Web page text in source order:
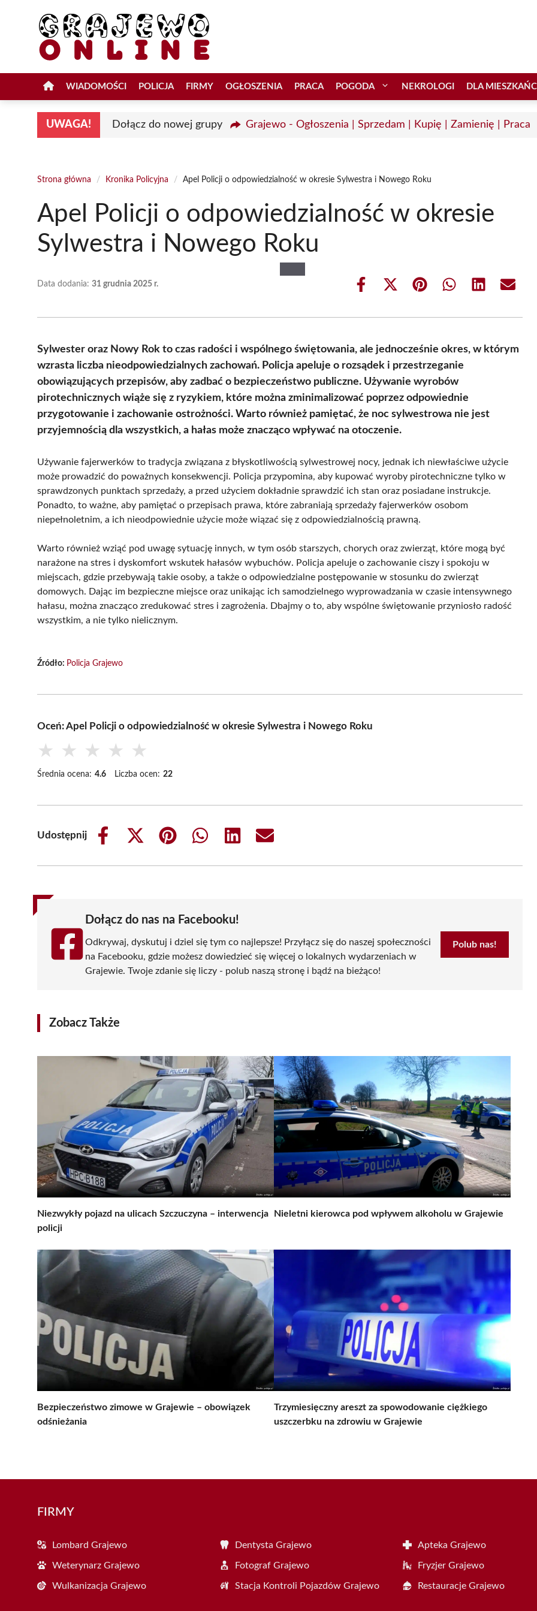
WIADOMOŚCI POLICJA FIRMY OGŁOSZENIA PRACA POGODA NEKROLOGI DLA
UWAGA! Dołącz do nowej grupy Grajewo - Ogłoszenia | Sprzedam | Kupię | Zamienię | Praca
Strona główna / Kronika Policyjna / Apel Policji o odpowiedzialność w okresie Sylwestra i Nowego Roku
Apel Policji o odpowiedzialność w okresie
Sylwestra i Nowego Roku
Data dodania: 31 grudnia 2025 r.
Share
Share
(Twitter)
Share Share Share Share
Sylwester oraz Nowy Rok to czas radości i wspólnego świętowania, ale jednocześnie okres, w którym
wzrasta liczba nieodpowiedzialnych zachowań. Policja apeluje o rozsądek i przestrzeganie
obowiązujących przepisów, aby zadbać o bezpieczeństwo publiczne. Używanie wyrobów
pirotechnicznych wiąże się z ryzykiem, które można zminimalizować poprzez odpowiednie
przygotowanie i zachowanie ostrożności. Warto również pamiętać, że noc sylwestrowa nie jest
przyjemnością dla wszystkich, a hałas może znacząco wpływać na otoczenie.
Używanie fajerwerków to tradycja związana z błyskotliwością sylwestrowej nocy, jednak ich niewłaściwe użycie
może prowadzić do poważnych konsekwencji. Policja przypomina, aby kupować wyroby pirotechniczne tylko w
sprawdzonych punktach sprzedaży, a przed użyciem dokładnie sprawdzić ich stan oraz posiadane instrukcje.
Ponadto, to ważne, aby pamiętać o przepisach prawa, które zabraniają sprzedaży fajerwerków osobom
niepełnoletnim, a ich nieodpowiednie użycie może wiązać się z odpowiedzialnością prawną.
Warto również wziąć pod uwagę sytuację innych, w tym osób starszych, chorych oraz zwierząt, które mogą być
narażone na stres i dyskomfort wskutek hałasów wybuchów. Policja apeluje o zachowanie ciszy i spokoju w
miejscach, gdzie przebywają takie osoby, a także o odpowiedzialne postępowanie w stosunku do zwierząt
domowych. Dając im bezpieczne miejsce oraz unikając ich samodzielnego wyprowadzania w czasie intensywnego
hałasu, można znacząco zredukować stres i zagrożenia. Dbajmy o to, aby wspólne świętowanie przyniosło radość
wszystkim, a nie tylko nielicznym.
Źródło: Policja Grajewo
Oceń: Apel Policji o odpowiedzialność w okresie Sylwestra i Nowego Roku
★ ★ ★ ★ ★
Średnia ocena: 4.6 Liczba ocen: 22
Udostępnij
Share
Share
(Twitter)
Share
Share
Share
Share
Dołącz do nas na Facebooku!
Odkrywaj, dyskutuj i dziel się tym co najlepsze! Przyłącz się do naszej społeczności
na Facebooku, gdzie możesz dowiedzieć się więcej o lokalnych wydarzeniach w
Grajewie. Twoje zdanie się liczy - polub naszą stronę i bądź na bieżąco!
Polub nas!
Zobacz Także
Niezwykły pojazd na ulicach Szczuczyna – interwencja
policji
Nieletni kierowca pod wpływem alkoholu w Grajewie
Bezpieczeństwo zimowe w Grajewie – obowiązek
odśnieżania
Trzymiesięczny areszt za spowodowanie ciężkiego
uszczerbku na zdrowiu w Grajewie
FIRMY
Lombard Grajewo Dentysta Grajewo Apteka Grajewo
Weterynarz Grajewo Fotograf Grajewo Fryzjer Grajewo
Wulkanizacja Grajewo Stacja Kontroli Pojazdów Grajewo Restauracje Grajewo